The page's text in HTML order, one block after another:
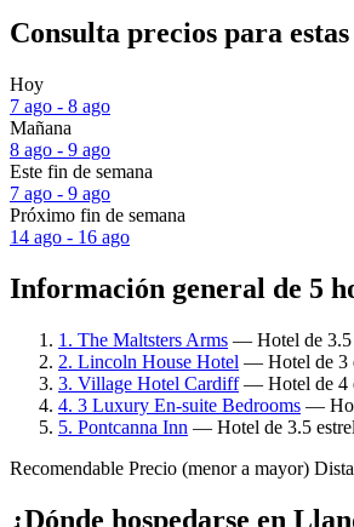
Consulta precios para estas
Hoy
7 ago - 8 ago
Mañana
8 ago - 9 ago
Este fin de semana
7 ago - 9 ago
Próximo fin de semana
14 ago - 16 ago
Información general de 5
1. The Maltsters Arms — Hotel de 3.5
2. Lincoln House Hotel — Hotel de 3
3. Village Hotel Cardiff— Hotel de 4
4. 3 Luxury En-suite Bedrooms —
5. Pontcanna Inn — Hotel de 3.5
Recomendable Precio (menor a mayor)
¿Dónde hospedarse en